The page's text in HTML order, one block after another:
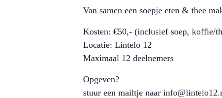
Van samen een soepje eten & thee
Kosten: €50,- (inclusief soep, koffie/
Locatie: Lintelo 12
Maximaal 12 deelnemers
Opgeven?
stuur een mailtje naar